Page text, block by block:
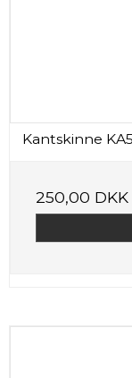
Kantskinne
250,00 DKK